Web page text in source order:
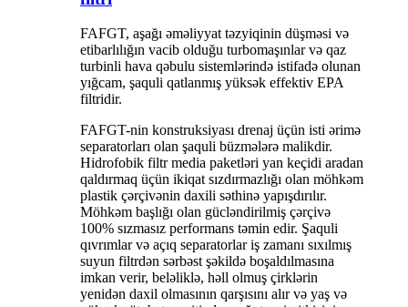
FAFGT, aşağı əməliyyat təzyiqinin düşməsi və
etibarlılığın vacib olduğu turbomaşınlar və qaz
turbinli hava qəbulu sistemlərində istifadə olunan
yığcam, şaquli qatlanmış yüksək effektiv EPA
filtridir.
FAFGT-nin konstruksiyası drenaj üçün isti ərimə
separatorları olan şaquli büzmələrə malikdir.
Hidrofobik filtr media paketləri yan keçidi aradan
qaldırmaq üçün ikiqat sızdırmazlığı olan möhkəm
plastik çərçivənin daxili səthinə yapışdırılır.
Möhkəm başlığı olan gücləndirilmiş çərçivə
100% sızmasız performans təmin edir. Şaquli
qıvrımlar və açıq separatorlar iş zamanı sıxılmış
suyun filtrdən sərbəst şəkildə boşaldılmasına
imkan verir, beləliklə, həll olmuş çirklərin
yenidən daxil olmasının qarşısını alır və yaş və